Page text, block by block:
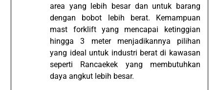
area yang lebih besar dan untuk barang
dengan bobot lebih berat. Kemampuan
mast forklift yang mencapai ketinggian
hingga 3 meter menjadikannya pilihan
yang ideal untuk industri berat di kawasan
seperti Rancaekek yang membutuhkan
daya angkut lebih besar.